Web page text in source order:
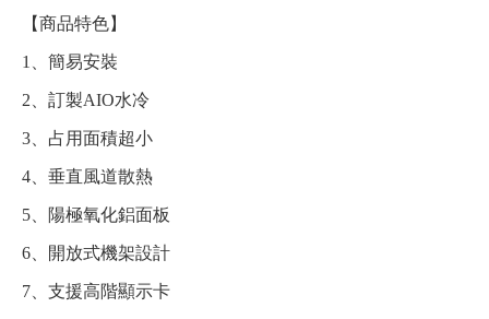
【商品特色】
1、簡易安裝
2、訂製AIO水冷
3、占用面積超小
4、垂直風道散熱
5、陽極氧化鋁面板
6、開放式機架設計
7、支援高階顯示卡